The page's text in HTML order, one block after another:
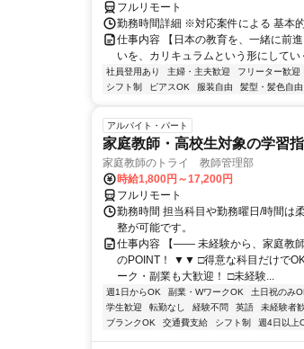
フルリモート
勤務時間詳細 ※対応案件による 基本
仕事内容 【日本の教育を、一緒に前
いを、カリキュラムという形にして
社員登用あり 主婦・主夫歓迎 フリーター歓迎
シフト制
ピアスOK 服装自由 髪型・髪色自由
アルバイト・パート
家庭教師・高校生対象の学習
家庭教師のトライ 教師管理部
時給1,800円～17,200円
フルリモート
勤務時間 担当科目や勤務曜日/時間は
整が可能です。
仕事内容 【―― 未経験から、家庭教
のPOINT！ ▼▼ □得意な科目だけで
ーク・副業も大歓迎！ □未経験...
週1日からOK 副業・WワークOK 土日祝のみ
学生歓迎
転勤なし 経験不問 英語 未経験者
ブランクOK
交通費支給 シフト制 週4日以上